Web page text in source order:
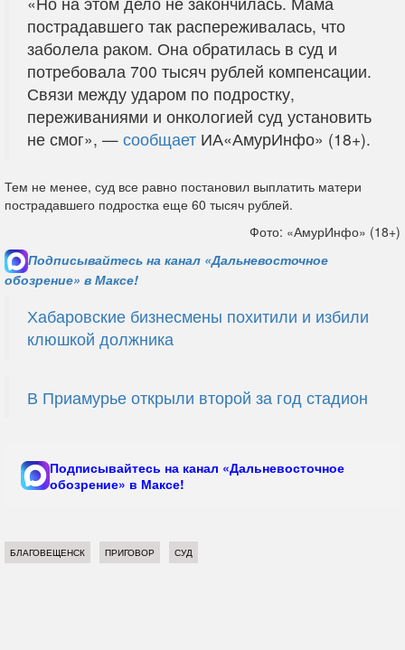
пострадавшего так распереживалась, что
заболела раком. Она обратилась в суд и
потребовала 700 тысяч рублей компенсации.
Связи между ударом по подростку,
переживаниями и онкологией суд установить
не смог», — сообщает ИА«АмурИнфо» (18+).
Тем не менее, суд все равно постановил выплатить матери
пострадавшего подростка еще 60 тысяч рублей.
Фото: «АмурИнфо» (18+)
Подписывайтесь на канал «Дальневосточное
обозрение» в Максе!
Хабаровские бизнесмены похитили и избили
клюшкой должника
В Приамурье открыли второй за год стадион
Подписывайтесь на канал «Дальневосточное
обозрение» в Максе!
БЛАГОВЕЩЕНСК ПРИГОВОР СУД